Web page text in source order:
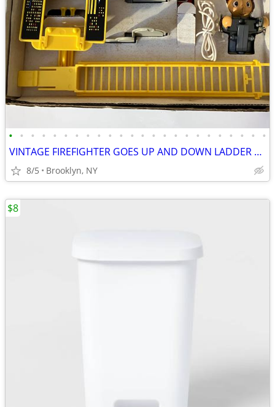
• • • • • • • • • • • • • • • • • • • • • • • •
VINTAGE FIREFIGHTER GOES UP AND DOWN LADDER MAN TOY BATTERY OPERATED
8/5 Brooklyn, NY
$8